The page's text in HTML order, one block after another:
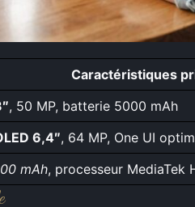
Caractéristiques
, 50 MP, batterie 5000 mAh
6,4″, 64 MP, One UI
mAh, processeur MediaTek